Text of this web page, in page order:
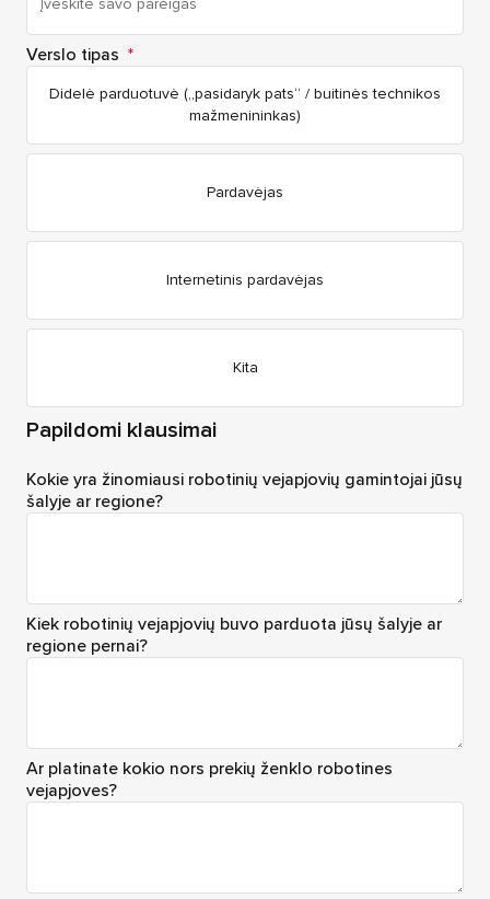
Verslo tipas *
Didelė parduotuvė („pasidaryk pats“ / buitinės technikos
mažmenininkas)
Pardavėjas
Internetinis pardavėjas
Kita
Papildomi klausimai
Kokie yra žinomiausi robotinių vejapjovių gamintojai jūsų
šalyje ar regione?
Kiek robotinių vejapjovių buvo parduota jūsų šalyje ar
regione pernai?
Ar platinate kokio nors prekių ženklo robotines
vejapjoves?